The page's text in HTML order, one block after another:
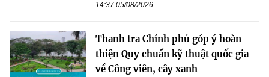
14:37 05/08/2026
Thanh tra Chính phủ góp ý hoàn
thiện Quy chuẩn kỹ thuật quốc gia
về Công viên, cây xanh